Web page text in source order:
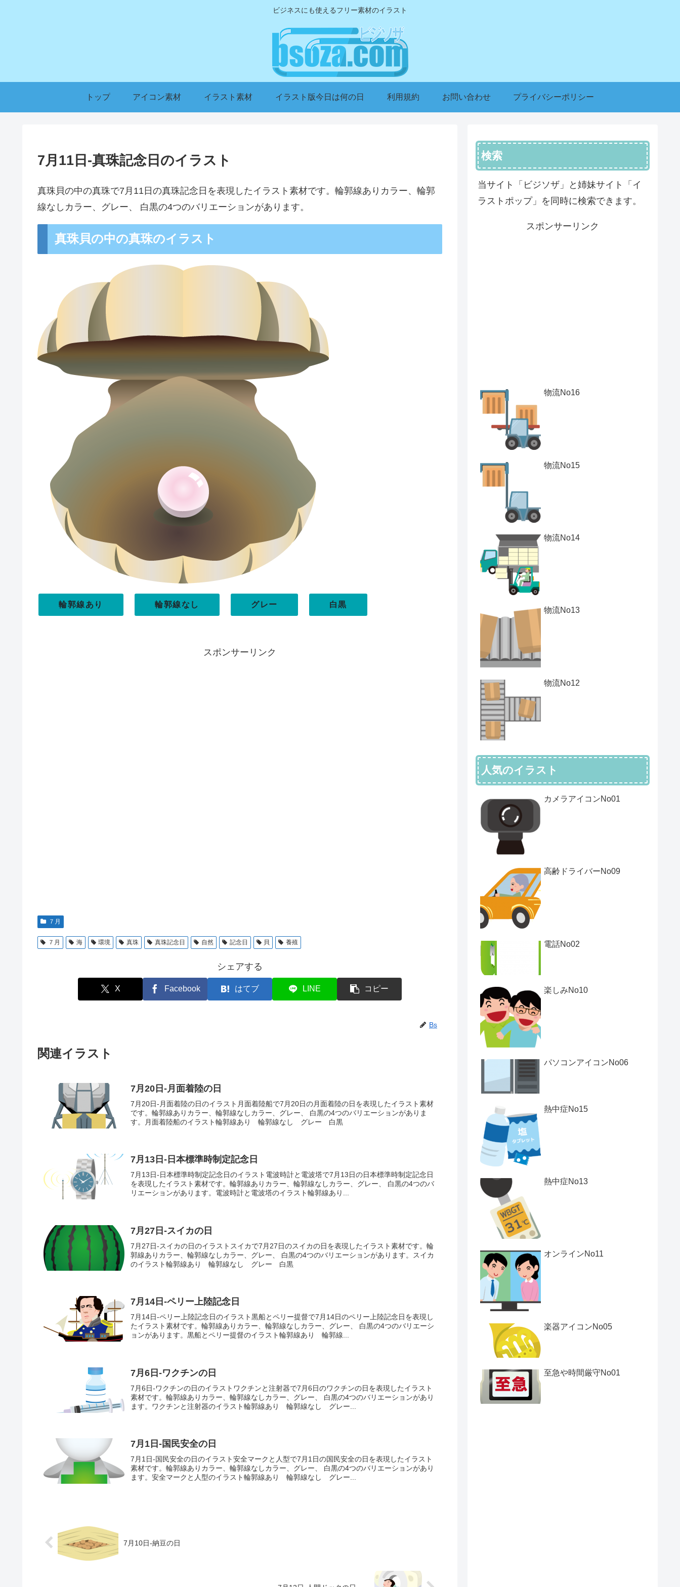
ビジネスにも使えるフリー素材のイラスト
トップ アイコン素材 イラスト素材 イラスト版今日は何の日 利用規約 お問い合わせ プライバシーポリシー
7月11日-真珠記念日のイラスト
真珠貝の中の真珠で7月11日の真珠記念日を表現したイラスト素材です。輪郭線ありカラー、輪郭
線なしカラー、グレー、 白黒の4つのバリエーションがあります。
真珠貝の中の真珠のイラスト
輪郭線あり 輪郭線なし グレー 白黒
スポンサーリンク
７月
７月 海 環境 真珠 真珠記念日 自然 記念日 貝 養殖
シェアする
X Facebook はてブ LINE コピー
Bs
関連イラスト
7月20日-月面着陸の日
7月20日-月面着陸の日のイラスト月面着陸船で7月20日の月面着陸の日を表現したイラスト素材
です。輪郭線ありカラー、輪郭線なしカラー、グレー、 白黒の4つのバリエーションがありま
す。月面着陸船のイラスト輪郭線あり 輪郭線なし グレー 白黒
7月13日-日本標準時制定記念日
7月13日-日本標準時制定記念日のイラスト電波時計と電波塔で7月13日の日本標準時制定記念日
を表現したイラスト素材です。輪郭線ありカラー、輪郭線なしカラー、グレー、 白黒の4つのバ
リエーションがあります。電波時計と電波塔のイラスト輪郭線あり...
7月27日-スイカの日
7月27日-スイカの日のイラストスイカで7月27日のスイカの日を表現したイラスト素材です。輪
郭線ありカラー、輪郭線なしカラー、グレー、 白黒の4つのバリエーションがあります。スイカ
のイラスト輪郭線あり 輪郭線なし グレー 白黒
7月14日-ペリー上陸記念日
7月14日-ペリー上陸記念日のイラスト黒船とペリー提督で7月14日のペリー上陸記念日を表現し
たイラスト素材です。輪郭線ありカラー、輪郭線なしカラー、グレー、 白黒の4つのバリエーシ
ョンがあります。黒船とペリー提督のイラスト輪郭線あり 輪郭線...
7月6日-ワクチンの日
7月6日-ワクチンの日のイラストワクチンと注射器で7月6日のワクチンの日を表現したイラスト
素材です。輪郭線ありカラー、輪郭線なしカラー、グレー、 白黒の4つのバリエーションがあり
ます。ワクチンと注射器のイラスト輪郭線あり 輪郭線なし グレー...
7月1日-国民安全の日
7月1日-国民安全の日のイラスト安全マークと人型で7月1日の国民安全の日を表現したイラスト
素材です。輪郭線ありカラー、輪郭線なしカラー、グレー、 白黒の4つのバリエーションがあり
ます。安全マークと人型のイラスト輪郭線あり 輪郭線なし グレー...
7月10日-納豆の日
検索
当サイト「ビジソザ」と姉妹サイト「イ
ラストポップ」を同時に検索できます。
スポンサーリンク
物流No16
物流No15
物流No14
物流No13
物流No12
人気のイラスト
カメラアイコンNo01
高齢ドライバーNo09
電話No02
楽しみNo10
パソコンアイコンNo06
熱中症No15
熱中症No13
オンラインNo11
楽器アイコンNo05
至急や時間厳守No01